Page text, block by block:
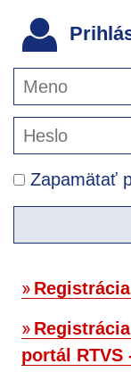
Zapamätať
portál RTVS